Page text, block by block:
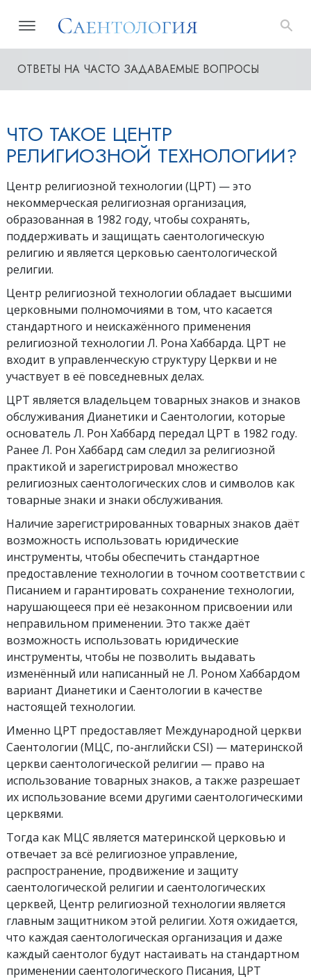
ОТВЕТЫ НА ЧАСТО ЗАДАВАЕМЫЕ ВОПРОСЫ
ЧТО ТАКОЕ ЦЕНТР
РЕЛИГИОЗНОЙ ТЕХНОЛОГИИ?
Центр религиозной технологии (ЦРТ) — это
некоммерческая религиозная организация,
образованная в 1982 году, чтобы сохранять,
поддерживать и защищать саентологическую
религию и является церковью саентологической
религии.
Центр религиозной технологии обладает высшими
церковными полномочиями в том, что касается
стандартного и неискажённого применения
религиозной технологии Л. Рона Хаббарда. ЦРТ не
входит в управленческую структуру Церкви и не
участвует в её повседневных делах.
ЦРТ является владельцем товарных знаков и знаков
обслуживания Дианетики и Саентологии, которые
основатель Л. Рон Хаббард передал ЦРТ в 1982 году.
Ранее Л. Рон Хаббард сам следил за религиозной
практикой и зарегистрировал множество
религиозных саентологических слов и символов как
товарные знаки и знаки обслуживания.
Наличие зарегистрированных товарных знаков даёт
возможность использовать юридические
инструменты, чтобы обеспечить стандартное
предоставление технологии в точном соответствии с
Писанием и гарантировать сохранение технологии,
нарушающееся при её незаконном присвоении или
неправильном применении. Это также даёт
возможность использовать юридические
инструменты, чтобы не позволить выдавать
изменённый или написанный не Л. Роном Хаббардом
вариант Дианетики и Саентологии в качестве
настоящей технологии.
Именно ЦРТ предоставляет Международной церкви
Саентологии (МЦС, по-английски CSI) — материнской
церкви саентологической религии — право на
использование товарных знаков, а также разрешает
их использование всеми другими саентологическими
церквями.
Тогда как МЦС является материнской церковью и
отвечает за всё религиозное управление,
распространение, продвижение и защиту
саентологической религии и саентологических
церквей, Центр религиозной технологии является
главным защитником этой религии. Хотя ожидается,
что каждая саентологическая организация и даже
каждый саентолог будут настаивать на стандартном
применении саентологического Писания, ЦРТ